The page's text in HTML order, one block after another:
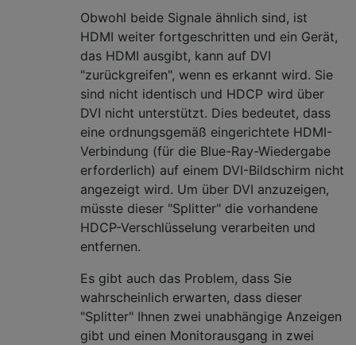
Obwohl beide Signale ähnlich sind, ist
HDMI weiter fortgeschritten und ein Gerät,
das HDMI ausgibt, kann auf DVI
"zurückgreifen", wenn es erkannt wird. Sie
sind nicht identisch und HDCP wird über
DVI nicht unterstützt. Dies bedeutet, dass
eine ordnungsgemäß eingerichtete HDMI-
Verbindung (für die Blue-Ray-Wiedergabe
erforderlich) auf einem DVI-Bildschirm nicht
angezeigt wird. Um über DVI anzuzeigen,
müsste dieser "Splitter" die vorhandene
HDCP-Verschlüsselung verarbeiten und
entfernen.
Es gibt auch das Problem, dass Sie
wahrscheinlich erwarten, dass dieser
"Splitter" Ihnen zwei unabhängige Anzeigen
gibt und einen Monitorausgang in zwei